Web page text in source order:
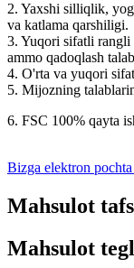
2. Yaxshi silliqlik,
va katlama qarshiligi.
3. Yuqori sifatli rangli
ammo qadoqlash
4. O'rta va yuqori
5. Mijozning
6. FSC 100% qayta
Bizga elektron
Mahsulot
Mahsulot